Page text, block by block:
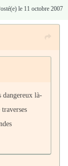
le 11 octobre 2007
dangereux là-